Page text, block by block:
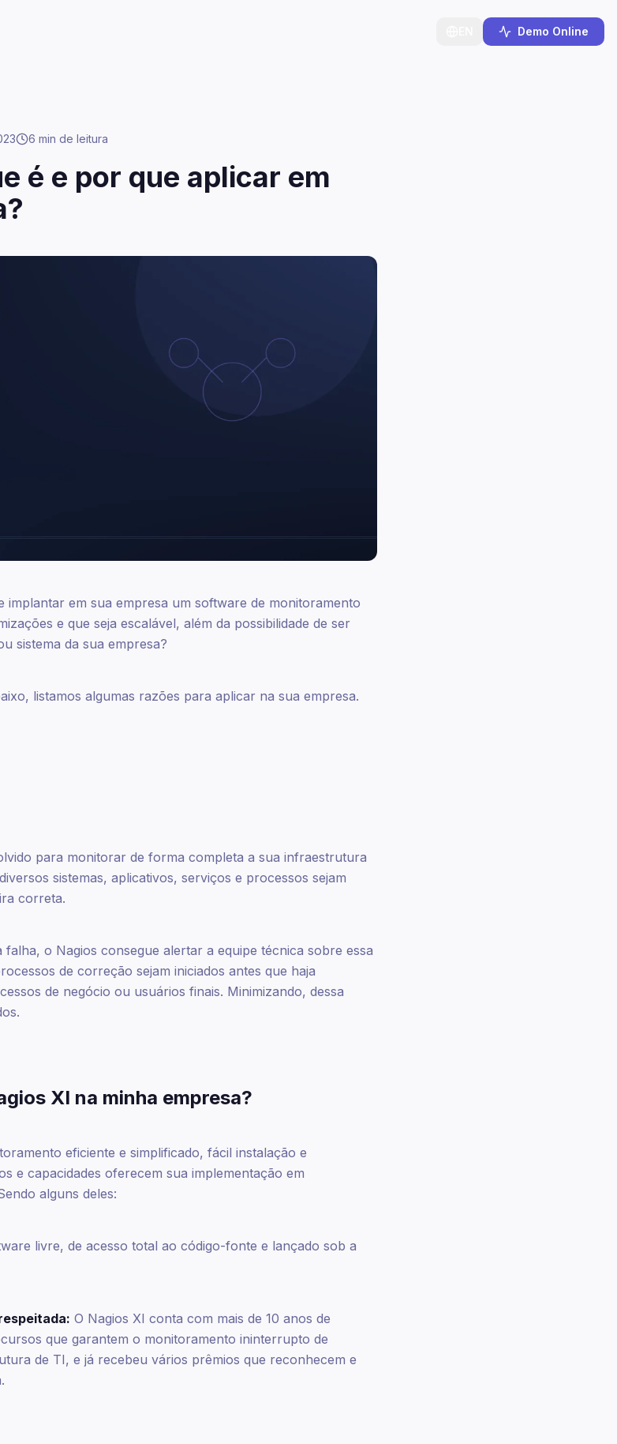
Demo Online
6 min de leitura
é e por que aplicar em
implantar em sua empresa um software de monitoramento
e que seja escalável, além da possibilidade de ser
sistema da sua empresa?
listamos algumas razões para aplicar na sua empresa.
para monitorar de forma completa a sua infraestrutura
sistemas, aplicativos, serviços e processos sejam
correta.
o Nagios consegue alertar a equipe técnica sobre essa
de correção sejam iniciados antes que haja
de negócio ou usuários finais. Minimizando, dessa
XI na minha empresa?
eficiente e simplificado, fácil instalação e
e capacidades oferecem sua implementação em
alguns deles:
livre, de acesso total ao código-fonte e lançado sob a
O Nagios XI conta com mais de 10 anos de
que garantem o monitoramento ininterrupto de
de TI, e já recebeu vários prêmios que reconhecem e